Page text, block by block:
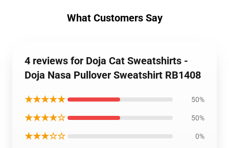
What Customers Say
4 reviews for Doja Cat Sweatshirts -
Doja Nasa Pullover Sweatshirt RB1408
★★★★★ 50%
★★★★☆ 50%
★★★☆☆ 0%